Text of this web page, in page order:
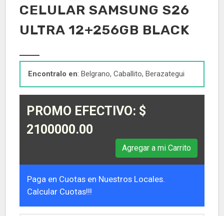
CELULAR SAMSUNG S26
ULTRA 12+256GB BLACK
Encontralo en: Belgrano, Caballito, Berazategui
PROMO EFECTIVO: $
2100000.00
Agregar a mi Carrito
Paga en Cuotas en Nuestros Locales.
Calcular Cuotas!!!